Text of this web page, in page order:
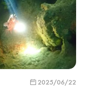
2025/06/22